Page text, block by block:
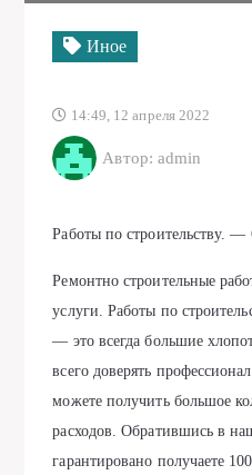
Иное
14:49, 12 апреля 2022
Автор: admin
Работы по строительству. —
Pемонтно строительные
услуги. Работы по
— это всегда большие
всего доверять
можете получить большое
расходов. Обратившись в
гарантировано получаете